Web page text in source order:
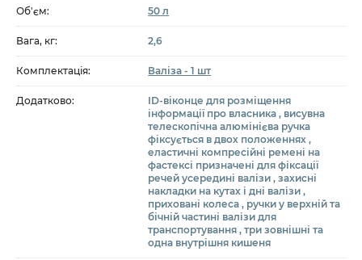
Об'єм: 50 л
Вага, кг: 2,6
Комплектація: Валіза - 1 шт
Додатково:
ID-віконце для розміщення
інформації про власника , висувна
телескопічна алюмінієва ручка
фіксується в двох положеннях ,
еластичні компресійні ремені на
фастексі призначені для фіксації
речей усередині валізи , захисні
накладки на кутах і дні валізи ,
приховані колеса , ручки у верхній та
бічній частині валізи для
транспортування , три зовнішні та
одна внутрішня кишеня